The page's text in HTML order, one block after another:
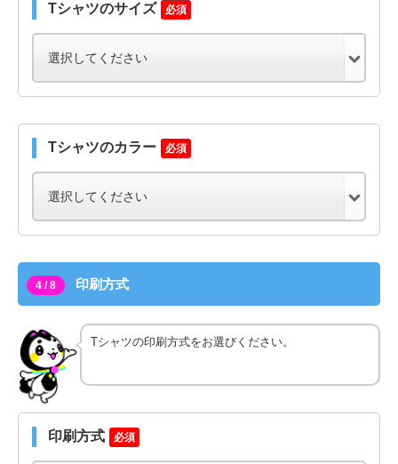
Tシャツのサイズ 必須
Tシャツのカラー 必須
4 / 8 印刷方式
Tシャツの印刷方式をお選びください。
印刷方式 必須